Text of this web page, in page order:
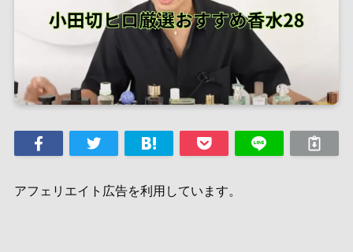
アフェリエイト広告を利用しています。